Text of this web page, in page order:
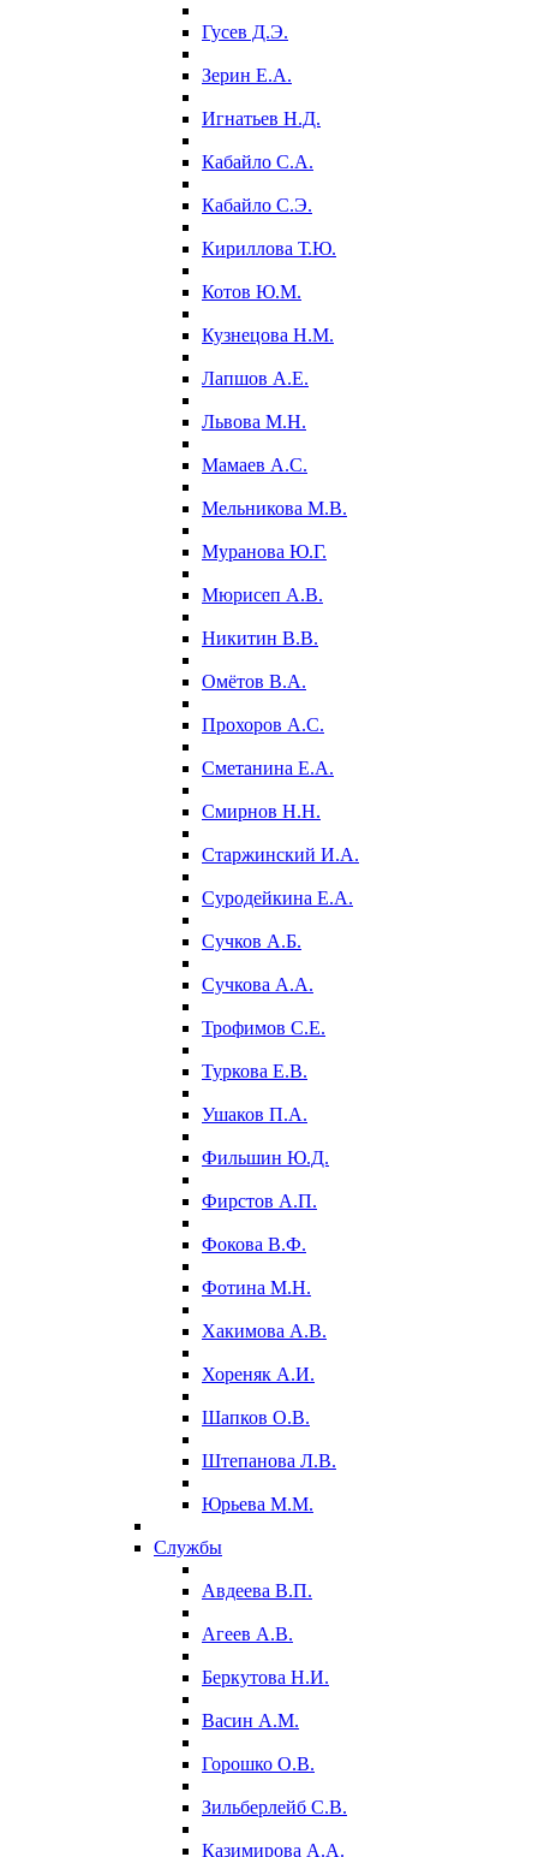
Гусев Д.Э.
Зерин Е.А.
Игнатьев Н.Д.
Кабайло С.А.
Кабайло С.Э.
Кириллова Т.Ю.
Котов Ю.М.
Кузнецова Н.М.
Лапшов А.Е.
Львова М.Н.
Мамаев А.С.
Мельникова М.В.
Муранова Ю.Г.
Мюрисеп А.В.
Никитин В.В.
Омётов В.А.
Прохоров А.С.
Сметанина Е.А.
Смирнов Н.Н.
Старжинский И.А.
Суродейкина Е.А.
Сучков А.Б.
Сучкова А.А.
Трофимов С.Е.
Туркова Е.В.
Ушаков П.А.
Фильшин Ю.Д.
Фирстов А.П.
Фокова В.Ф.
Фотина М.Н.
Хакимова А.В.
Хореняк А.И.
Шапков О.В.
Штепанова Л.В.
Юрьева М.М.
Службы
Авдеева В.П.
Агеев А.В.
Беркутова Н.И.
Васин А.М.
Горошко О.В.
Зильберлейб С.В.
Казимирова А.А.